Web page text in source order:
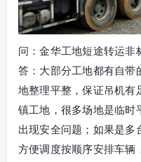
问：金华工地短途转运非
答：大部分工地都有自带
地整理平整，保证吊机有
镇工地，很多场地是临时
出现安全问题；如果是多
方便调度按顺序安排车辆